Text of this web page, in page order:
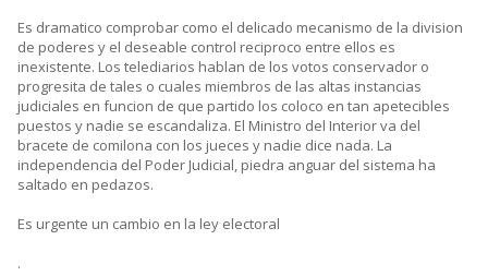
Es dramatico comprobar como el delicado mecanismo de la division
de poderes y el deseable control reciproco entre ellos es
inexistente. Los telediarios hablan de los votos conservador o
progresita de tales o cuales miembros de las altas instancias
judiciales en funcion de que partido los coloco en tan apetecibles
puestos y nadie se escandaliza. El Ministro del Interior va del
bracete de comilona con los jueces y nadie dice nada. La
independencia del Poder Judicial, piedra anguar del sistema ha
saltado en pedazos.
Es urgente un cambio en la ley electoral
.